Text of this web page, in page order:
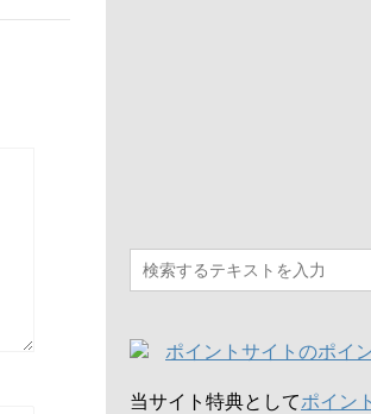
当サイト特典としてポイン